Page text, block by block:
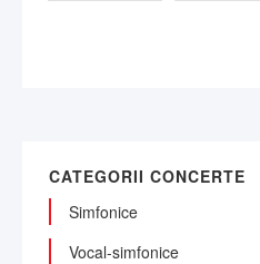
CATEGORII CONCERTE
Simfonice
Vocal-simfonice